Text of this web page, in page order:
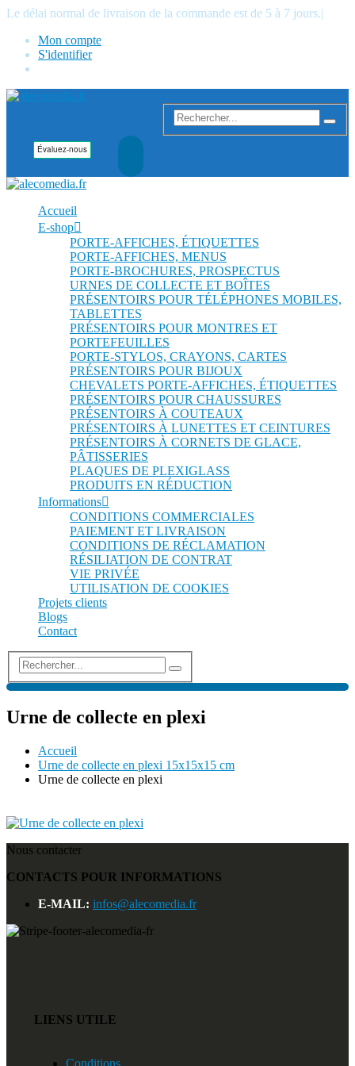
Le délai normal de livraison de la commande est de 5 à 7 jours.|
Mon compte
S'identifier
Accueil
E-shop
PORTE-AFFICHES, ÉTIQUETTES
PORTE-AFFICHES, MENUS
PORTE-BROCHURES, PROSPECTUS
URNES DE COLLECTE ET BOÎTES
PRÉSENTOIRS POUR TÉLÉPHONES MOBILES,
TABLETTES
PRÉSENTOIRS POUR MONTRES ET
PORTEFEUILLES
PORTE-STYLOS, CRAYONS, CARTES
PRÉSENTOIRS POUR BIJOUX
CHEVALETS PORTE-AFFICHES, ÉTIQUETTES
PRÉSENTOIRS POUR CHAUSSURES
PRÉSENTOIRS À COUTEAUX
PRÉSENTOIRS À LUNETTES ET CEINTURES
PRÉSENTOIRS À CORNETS DE GLACE,
PÂTISSERIES
PLAQUES DE PLEXIGLASS
PRODUITS EN RÉDUCTION
Informations
CONDITIONS COMMERCIALES
PAIEMENT ET LIVRAISON
CONDITIONS DE RÉCLAMATION
RÉSILIATION DE CONTRAT
VIE PRIVÉE
UTILISATION DE COOKIES
Projets clients
Blogs
Contact
Urne de collecte en plexi
Accueil
Urne de collecte en plexi 15x15x15 cm
Urne de collecte en plexi
Nous contacter
CONTACTS POUR INFORMATIONS
E-MAIL: infos@alecomedia.fr
LIENS UTILE
Conditions